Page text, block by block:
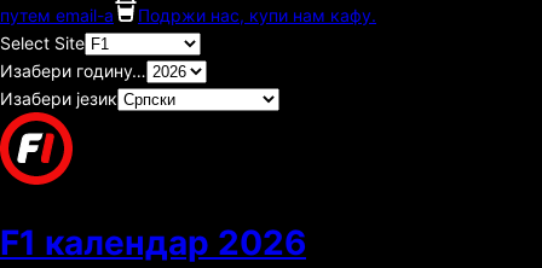
путем email-а
Подржи нас, купи нам кафу.
Select Site
Изабери годину…
Изабери језик
F1 календар 2026